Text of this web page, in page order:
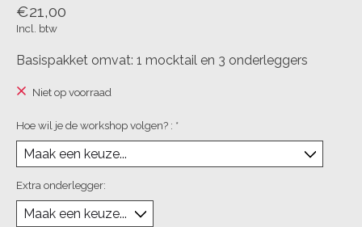
€21,00
Incl. btw
Basispakket omvat: 1 mocktail en 3 onderleggers
Niet op voorraad
Hoe wil je de workshop volgen? : *
Extra onderlegger: